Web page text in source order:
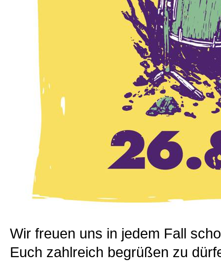
Wir freuen uns in jedem Fall
Euch zahlreich begrüßen zu